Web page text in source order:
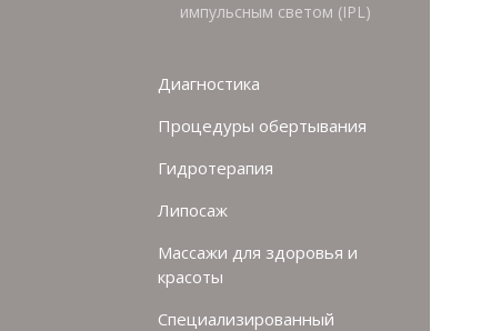
импульсным светом (IPL)
Диагностика
Процедуры обертывания
Гидротерапия
Липосаж
Массажи для здоровья и
красоты
Специализированный